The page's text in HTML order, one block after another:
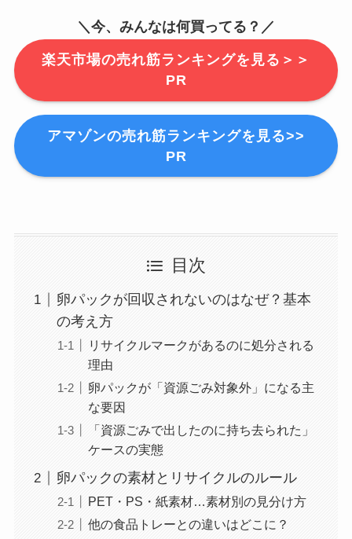
＼今、みんなは何買ってる？／
楽天市場の売れ筋ランキングを見る＞＞
PR
アマゾンの売れ筋ランキングを見る>>
PR
目次
卵パックが回収されないのはなぜ？基本
の考え方
リサイクルマークがあるのに処分される
理由
卵パックが「資源ごみ対象外」になる主
な要因
「資源ごみで出したのに持ち去られた」
ケースの実態
卵パックの素材とリサイクルのルール
PET・PS・紙素材…素材別の見分け方
他の食品トレーとの違いはどこに？